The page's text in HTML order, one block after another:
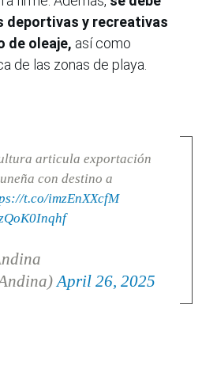
deportivas y recreativas
de oleaje, así como
de las zonas de playa.
articula exportación
con destino a
t.co/imzEnXXcfM
April 26, 2025